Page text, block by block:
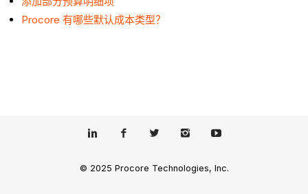
Procore 有哪些默认成本类型？
© 2025 Procore Technologies, Inc.